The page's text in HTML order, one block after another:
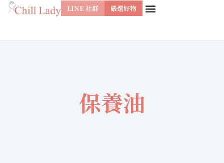
跳
LINE 社群 嚴選好物
保養油